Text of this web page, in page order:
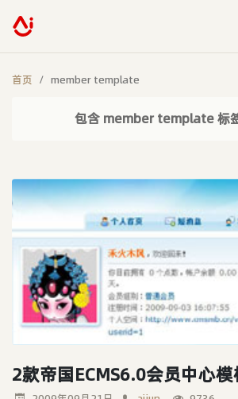
首页 member template
包含 member template 标
2款帝国ECMS6.0会员中心